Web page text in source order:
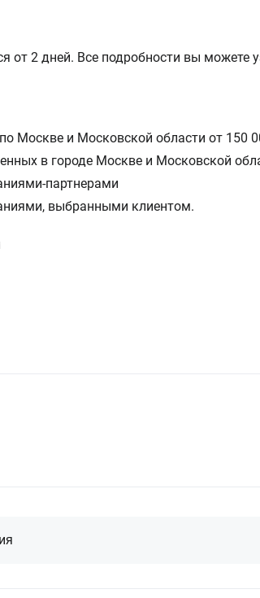
от 2 дней. Все подробности вы можете
Москве и Московской области от 150
в городе Москве и Московской
партнерами
выбранными клиентом.